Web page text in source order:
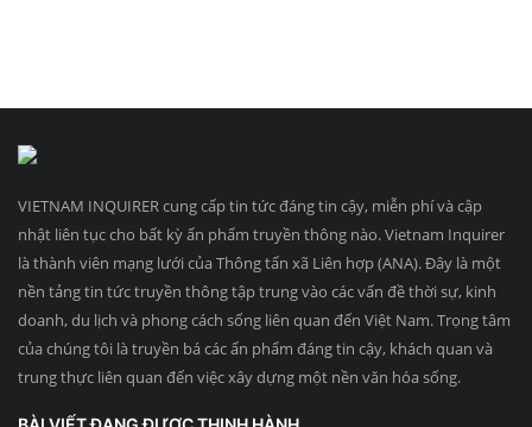
VIETNAM INQUIRER cung cấp tin tức đáng tin cậy, miễn phí và cập
nhật liên tục cho bất kỳ ấn phẩm truyền thông nào. Vietnam Inquirer
là thành viên mạng lưới của Thông tấn xã Liên hợp (ANA). Đây là một
nền tảng tin tức truyền thông tập trung vào các vấn đề thời sự, kinh
doanh, du lịch và phong cách sống liên quan đến Việt Nam. Trọng tâm
của chúng tôi là truyền bá các ấn phẩm đáng tin cậy, khách quan và
trung thực liên quan đến việc xây dựng một nền văn hóa sống.